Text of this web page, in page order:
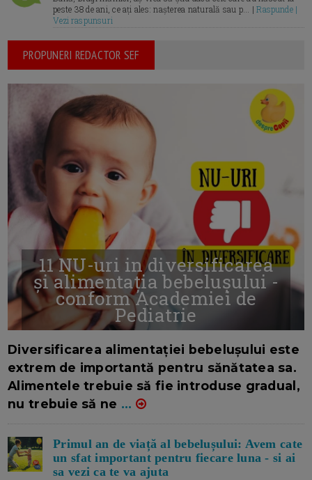
peste 38 de ani, ce ați ales: nașterea naturală sau p... |Raspunde |
Vezi raspunsuri
PROPUNERI REDACTOR SEF
11 NU-uri in diversificarea
și alimentația bebelușului -
conform Academiei de
Pediatrie
Diversificarea alimentației bebelușului este
extrem de importantă pentru sănătatea sa.
Alimentele trebuie să fie introduse gradual,
nu trebuie să ne ...
Primul an de viață al bebelușului: Avem cate
un sfat important pentru fiecare luna - si ai
sa vezi ca te va ajuta